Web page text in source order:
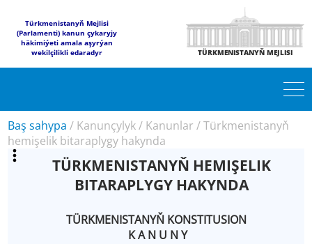
Türkmenistanyň Mejlisi
(Parlamenti) kanun çykaryjy
häkimiýeti amala aşyrýan
wekilçilikli edaradyr
TÜRKMENISTANYŇ MEJLISI
Baş sahypa / Kanunçylyk/ Kanunlar /Türkmenistanyň
hemişelik bitaraplygy hakynda
TÜRKMENISTANYŇ HEMIŞELIK
BITARAPLYGY HAKYNDA
TÜRKMENISTANYŇ KONSTITUSION
K A N U N Y